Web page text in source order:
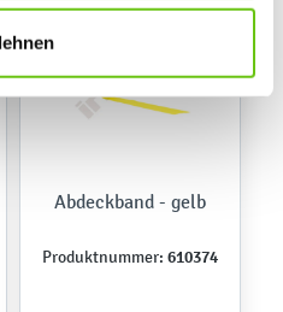
Abdeckband - gelb
Produktnummer: 610374